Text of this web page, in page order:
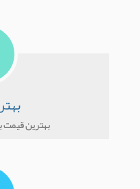
بهترین قیمت